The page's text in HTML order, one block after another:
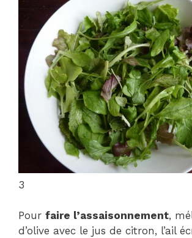
3
Pour faire l’assaisonnement,
d’olive avec le jus de citron, l’ail